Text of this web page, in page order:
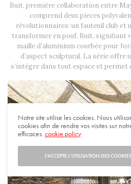
Buit, première collaboration entre
comprend deux pieces
révolutionnaires: un fauteuil club et
transformer en pouf. Buit, signifiant
maille d’aluminium courbée pour
d’aspect sculptural. La série offre
s’intègre dans tout espace et
Notre site utilise les cookies. Nous
cookies afin de rendre vos visites sur
efficaces.cookie policy
J’ACCEPTE L’UTILISATION DES COOKIES